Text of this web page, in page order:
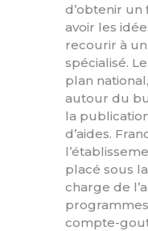
d’obtenir
avoir les
recourir à
spécialisé.
plan
autour du
la
d’aides.
placé sous
charge de
programmes
compte-